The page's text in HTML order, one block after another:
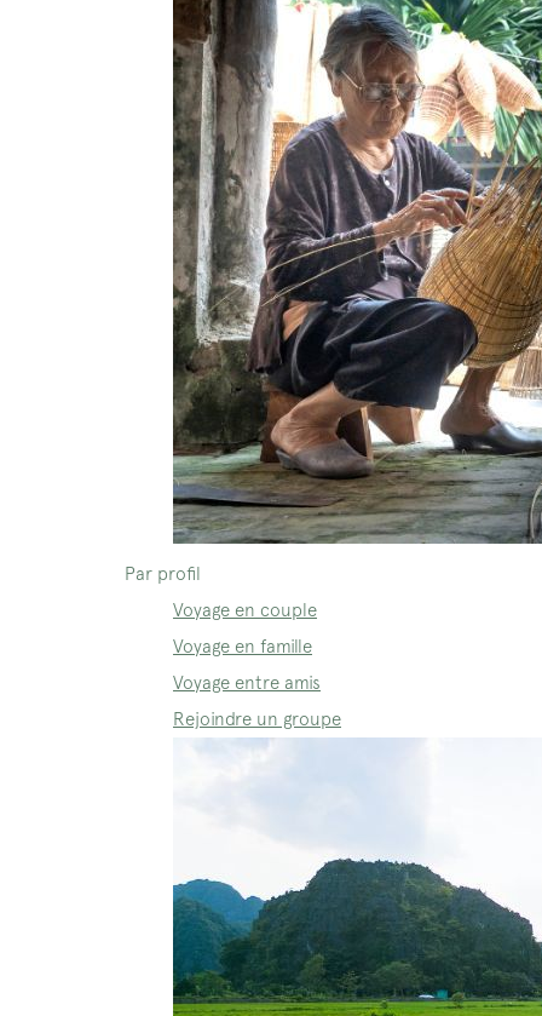
Par profil
Voyage en couple
Voyage en famille
Voyage entre amis
Rejoindre un groupe